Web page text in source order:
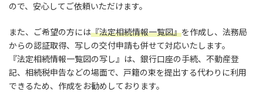
ので、安心してご依頼いただけます。
また、ご希望の方には『法定相続情報一覧図』を作成し、法務局
からの認証取得、写しの交付申請も併せて対応いたします。
『法定相続情報一覧図の写し』は、銀行口座の手続、不動産登
記、相続税申告などの場面で、戸籍の束を提出する代わりに利用
できるため、作成をお勧めしております。